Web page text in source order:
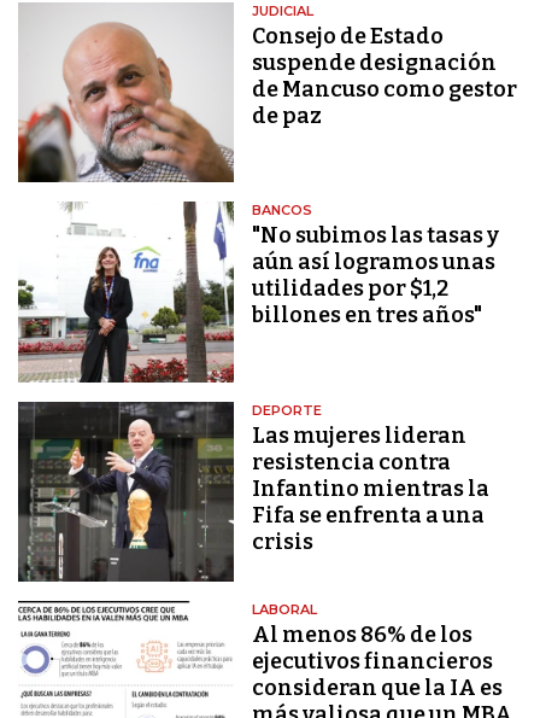
JUDICIAL
Consejo de Estado
suspende designación
de Mancuso como gestor
de paz
BANCOS
"No subimos las tasas y
aún así logramos unas
utilidades por $1,2
billones en tres años"
DEPORTE
Las mujeres lideran
resistencia contra
Infantino mientras la
Fifa se enfrenta a una
crisis
LABORAL
Al menos 86% de los
ejecutivos financieros
consideran que la IA es